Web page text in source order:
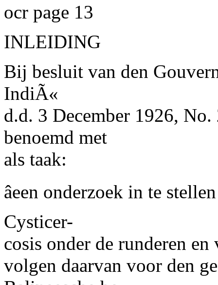
ocr page 13
INLEIDING
Bij besluit van den
IndiÃ«
d.d. 3 December 1926,
benoemd met
als taak:
âeen onderzoek in te
Cysticer-
cosis onder de runderen
volgen daarvan voor den